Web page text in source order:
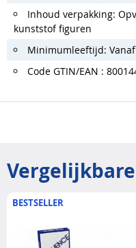
Inhoud verpakking:
kunststof figuren
Minimumleeftijd:
Code GTIN/EAN :
BESTSELLER